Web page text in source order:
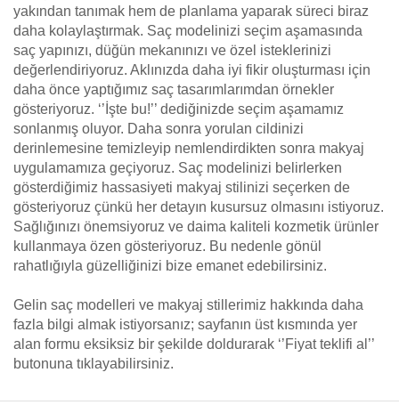
yakından tanımak hem de planlama yaparak süreci biraz
daha kolaylaştırmak. Saç modelinizi seçim aşamasında
saç yapınızı, düğün mekanınızı ve özel isteklerinizi
değerlendiriyoruz. Aklınızda daha iyi fikir oluşturması için
daha önce yaptığımız saç tasarımlarımdan örnekler
gösteriyoruz. ‘’İşte bu!’’ dediğinizde seçim aşamamız
sonlanmış oluyor. Daha sonra yorulan cildinizi
derinlemesine temizleyip nemlendirdikten sonra makyaj
uygulamamıza geçiyoruz. Saç modelinizi belirlerken
gösterdiğimiz hassasiyeti makyaj stilinizi seçerken de
gösteriyoruz çünkü her detayın kusursuz olmasını istiyoruz.
Sağlığınızı önemsiyoruz ve daima kaliteli kozmetik ürünler
kullanmaya özen gösteriyoruz. Bu nedenle gönül
rahatlığıyla güzelliğinizi bize emanet edebilirsiniz.
Gelin saç modelleri ve makyaj stillerimiz hakkında daha
fazla bilgi almak istiyorsanız; sayfanın üst kısmında yer
alan formu eksiksiz bir şekilde doldurarak ‘’Fiyat teklifi al’’
butonuna tıklayabilirsiniz.